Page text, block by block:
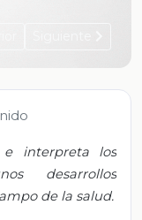
e interpreta los
desarrollos
de la salud.